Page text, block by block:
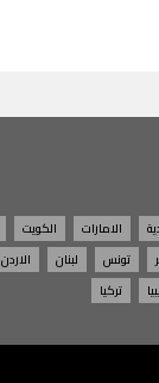
الامارات الكويت
تونس لبنان الاردن
تركيا